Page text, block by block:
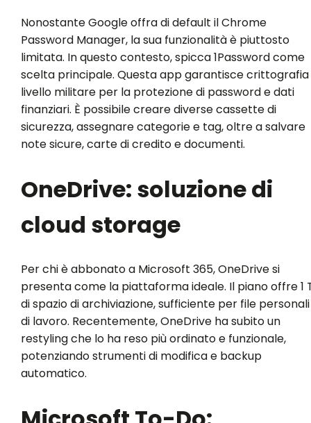
Nonostante Google offra di default il Chrome
Password Manager, la sua funzionalità è piuttosto
limitata. In questo contesto, spicca 1Password come
scelta principale. Questa app garantisce crittografia
livello militare per la protezione di password e dati
finanziari. È possibile creare diverse cassette di
sicurezza, assegnare categorie e tag, oltre a salvare
note sicure, carte di credito e documenti.
OneDrive: soluzione di
cloud storage
Per chi è abbonato a Microsoft 365, OneDrive si
presenta come la piattaforma ideale. Il piano offre 1
di spazio di archiviazione, sufficiente per file
di lavoro. Recentemente, OneDrive ha subito un
restyling che lo ha reso più ordinato e funzionale,
potenziando strumenti di modifica e backup
automatico.